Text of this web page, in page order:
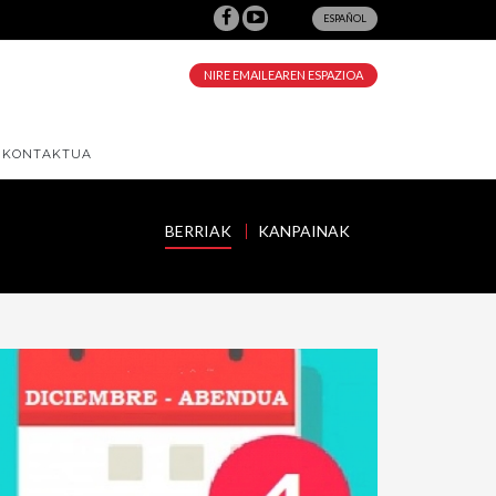
ESPAÑOL
NIRE EMAILEAREN ESPAZIOA
KONTAKTUA
BERRIAK KANPAINAK